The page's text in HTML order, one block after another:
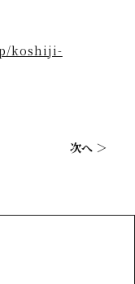
koshiji-
次へ ＞